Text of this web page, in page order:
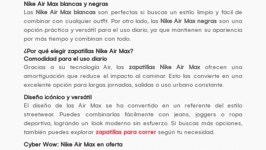
Nike Air Max blancas y negras
Las Nike Air Max blancas son perfectas si buscas un estilo limpio y fácil de
combinar con cualquier outfit. Por otro lado, las Nike Air Max negras son una
opción práctica y versátil para el uso diario, ya que mantienen su apariencia
por más tiempo y combinan con todo.
¿Por qué elegir zapatillas Nike Air Max?
Comodidad para el uso diario
Gracias a su tecnología Air, las zapatillas Nike Air Max ofrecen una
amortiguación que reduce el impacto al caminar. Esto las convierte en una
excelente opción para largas jornadas, salidas o uso urbano constante.
Diseño icónico y versátil
El diseño de las Air Max se ha convertido en un referente del estilo
streetwear. Puedes combinarlas fácilmente con jeans, joggers o ropa
deportiva, logrando un look moderno sin esfuerzo. Si buscas más opciones,
también puedes explorar zapatillas para correr según tu necesidad.
Cyber Wow: Nike Air Max en oferta